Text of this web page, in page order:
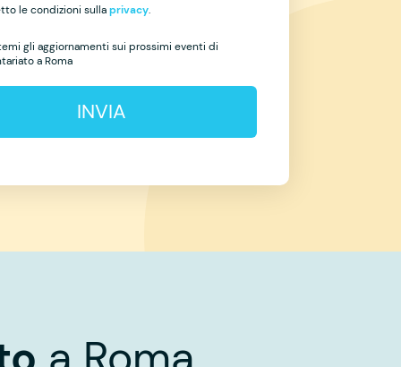
le condizioni sullaprivacy.
gli aggiornamenti sui prossimi eventi di
a Roma
INVIA